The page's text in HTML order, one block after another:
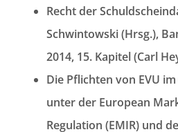
Recht der
Schwintowski (Hrsg.),
2014, 15. Kapitel (Carl
Die Pflichten von EVU
unter der European
Regulation (EMIR) und